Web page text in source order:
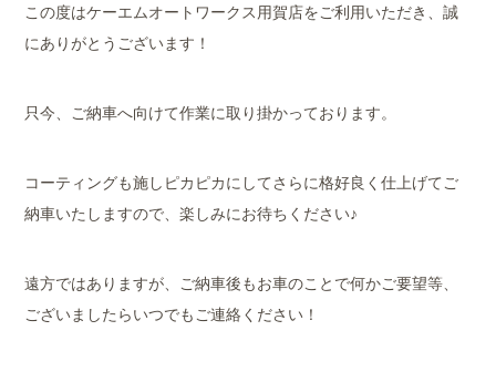
この度はケーエムオートワークス用賀店をご利用いただき、誠
にありがとうございます！
只今、ご納車へ向けて作業に取り掛かっております。
コーティングも施しピカピカにしてさらに格好良く仕上げてご
納車いたしますので、楽しみにお待ちください♪
遠方ではありますが、ご納車後もお車のことで何かご要望等、
ございましたらいつでもご連絡ください！